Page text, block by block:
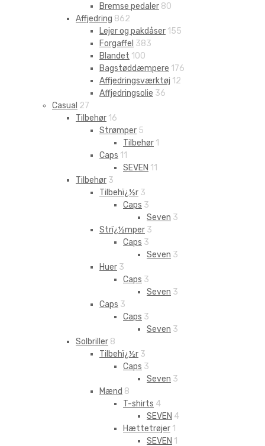
Bremse pedaler 80
Affjedring 862
Lejer og pakdåser 155
Forgaffel 383
Blandet 100
Bagstøddæmpere 176
Affjedringsværktøj 12
Affjedringsolie 36
Casual 27
Tilbehør 16
Strømper 5
Tilbehør 1
Caps 11
SEVEN 11
Tilbehør 3
Tilbehï¿½r 3
Caps 3
Seven 3
Strï¿½mper 3
Caps 3
Seven 3
Huer 3
Caps 3
Seven 3
Caps 3
Caps 3
Seven 3
Solbriller 8
Tilbehï¿½r 3
Caps 3
Seven 3
Mænd 8
T-shirts 4
SEVEN 4
Hættetrøjer 1
SEVEN 1